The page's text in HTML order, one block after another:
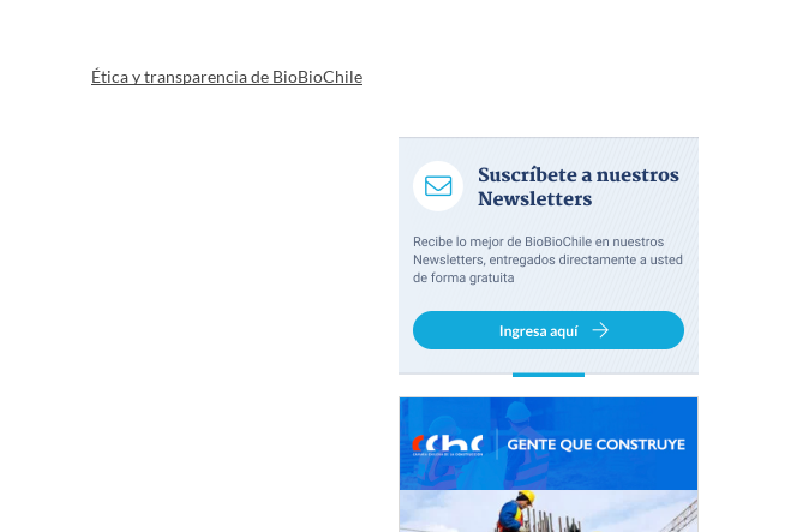
Ética y transparencia de BioBioChile